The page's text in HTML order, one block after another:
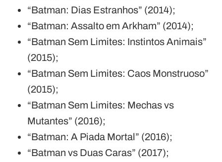
“Batman: Dias Estranhos” (2014);
“Batman: Assalto em Arkham” (2014);
“Batman Sem Limites: Instintos Animais”
(2015);
“Batman Sem Limites: Caos Monstruoso”
(2015);
“Batman Sem Limites: Mechas vs
Mutantes” (2016);
“Batman: A Piada Mortal” (2016);
“Batman vs Duas Caras” (2017);